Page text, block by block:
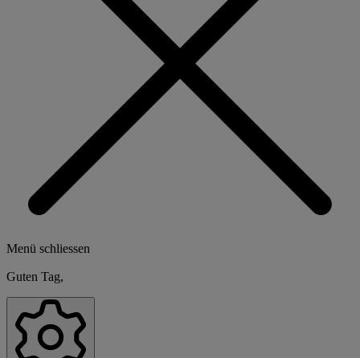
Menü schliessen
Guten Tag,